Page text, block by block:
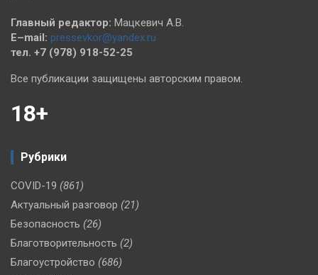
Главный редактор: Мацкевич А.В.
E–mail: pressevkor@yandex.ru
тел. +7 (978) 918-52-25
Все публикации защищены авторским правом.
18+
Рубрики
COVID-19 (861)
Актуальный разговор (21)
Безопасность (26)
Благотворительность (2)
Благоустройство (686)